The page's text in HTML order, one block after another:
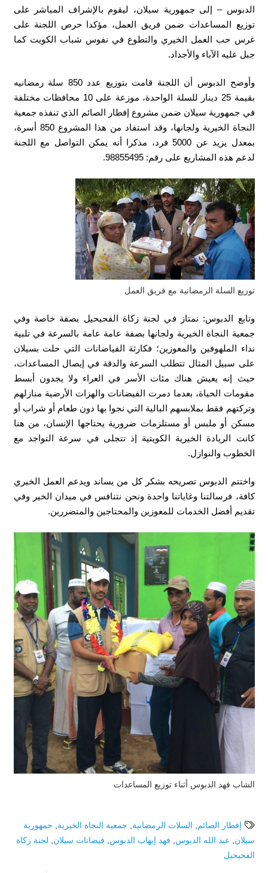
الدبوس – إلى جمهورية سيلان، ليقوم بالإشراف المباشر على
توزيع المساعدات ضمن فريق العمل، مؤكدا حرص اللجنة على
غرس حب العمل الخيري والتطوع في نفوس شباب الكويت كما
جبل عليه الآباء والأجداد.
وأوضح الدبوس أن اللجنة قامت بتوزيع عدد 850 سلة رمضانيه
بقيمة 25 دينار للسلة الواحدة، موزعة على 10 محافظات مختلفة
في جمهورية سيلان ضمن مشروع إفطار الصائم الذي تنفذه جمعية
النجاة الخيرية ولجانها، وقد استفاد من هذا المشروع 850 أسرة،
بمعدل يزيد عن 5000 فرد، مذكرا أنه يمكن التواصل مع اللجنة
لدعم هذه المشاريع على رقم: 98855495.
توزيع السلة الرمضانية مع فريق العمل
وتابع الدبوس: نمتاز في لجنة زكاة الفحيحيل بصفة خاصة وفي
جمعية النجاة الخيرية ولجانها بصفة عامة عامة بالسرعة في تلبية
نداء الملهوفين والمعوزين؛ فكارثة الفياضانات التي حلت بسيلان
على سبيل المثال تتطلب السرعة والدقة في إيصال المساعدات،
حيث إنه يعيش هناك مئات الأسر في العراء ولا يجدون أبسط
مقومات الحياة، بعدما دمرت الفيضانات والهزات الأرضية منازلهم
وتركتهم فقط بملابسهم البالية التي نجوا بها دون طعام أو شراب أو
مسكن أو ملبس أو مستلزمات ضرورية يحتاجها الإنسان، من هنا
كانت الريادة الخيرية الكويتية إذ تتجلى في سرعة التواجد مع
الخطوب والنوازل.
واختتم الدبوس تصريحه بشكر كل من يساند ويدعم العمل الخيري
كافة، فرسالتنا وغاياتنا واحدة ونحن نتنافس في ميدان الخير وفي
تقديم أفضل الخدمات للمعوزين والمحتاجين والمتضررين.
الشاب فهد الدبوس أثناء توزيع المساعدات
إفطار الصائم, السلات الرمضانية, جمعية النجاة الخيرية, جمهورية
سيلان, عبد الله الدبوس, فهد إيهاب الدبوس, فيضانات سيلان, لجنة زكاة
الفحيحيل